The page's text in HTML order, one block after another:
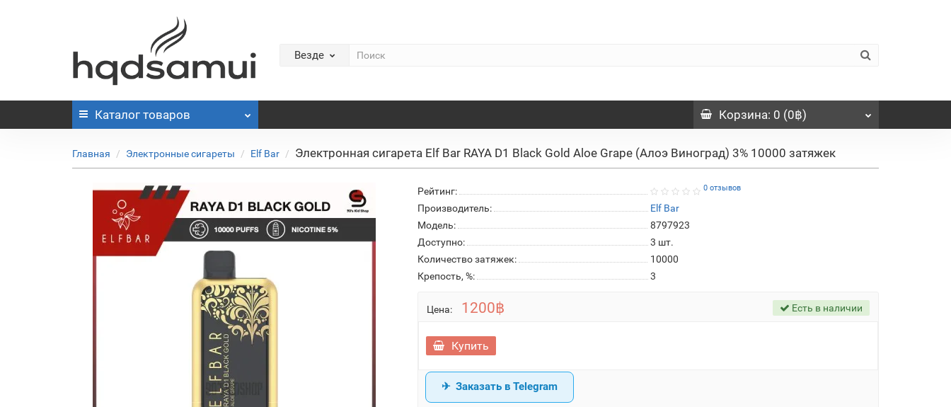
Везде
Каталог товаров Корзина: 0 (0฿)
Главная Электронные сигареты Elf Bar Электронная сигарета Elf Bar RAYA D1 Black Gold Aloe Grape (Алоэ Виноград) 3% 10000 затяжек
Рейтинг: 0 отзывов
Производитель:
Elf Bar
Модель:
8797923
Доступно:
3 шт.
Количество затяжек:
10000
Крепость, %:
3
Цена: 1200฿ Есть в наличии
Купить
Заказать в Telegram